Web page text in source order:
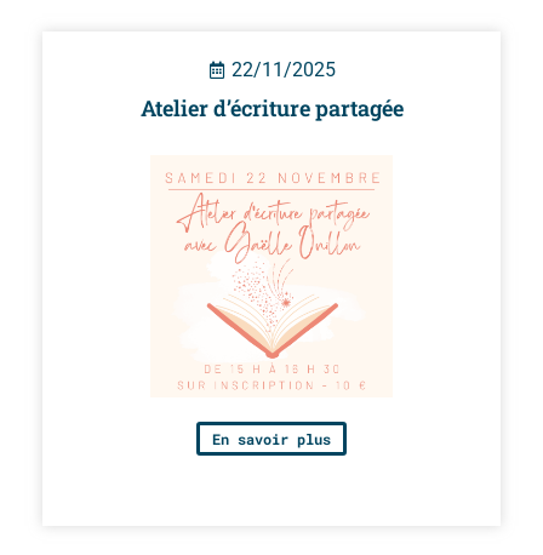
22/11/2025
Atelier d’écriture partagée
En savoir plus